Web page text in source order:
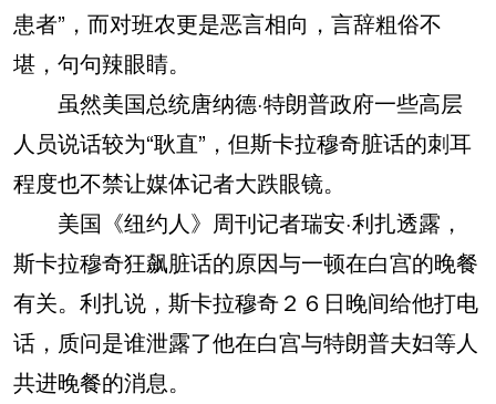
患者”，而对班农更是恶言相向，言辞粗俗不
堪，句句辣眼睛。
虽然美国总统唐纳德·特朗普政府一些高层
人员说话较为“耿直”，但斯卡拉穆奇脏话的刺耳
程度也不禁让媒体记者大跌眼镜。
美国《纽约人》周刊记者瑞安·利扎透露，
斯卡拉穆奇狂飙脏话的原因与一顿在白宫的晚餐
有关。利扎说，斯卡拉穆奇２６日晚间给他打电
话，质问是谁泄露了他在白宫与特朗普夫妇等人
共进晚餐的消息。